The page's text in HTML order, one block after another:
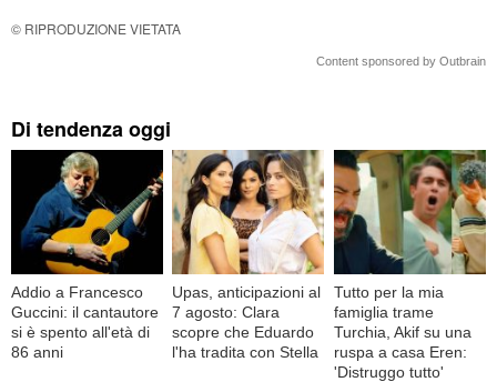
© RIPRODUZIONE VIETATA
Content sponsored by Outbrain
Di tendenza oggi
Addio a Francesco
Guccini: il cantautore
si è spento all'età di
86 anni
Upas, anticipazioni al
7 agosto: Clara
scopre che Eduardo
l'ha tradita con Stella
Tutto per la mia
famiglia trame
Turchia, Akif su una
ruspa a casa Eren:
'Distruggo tutto'